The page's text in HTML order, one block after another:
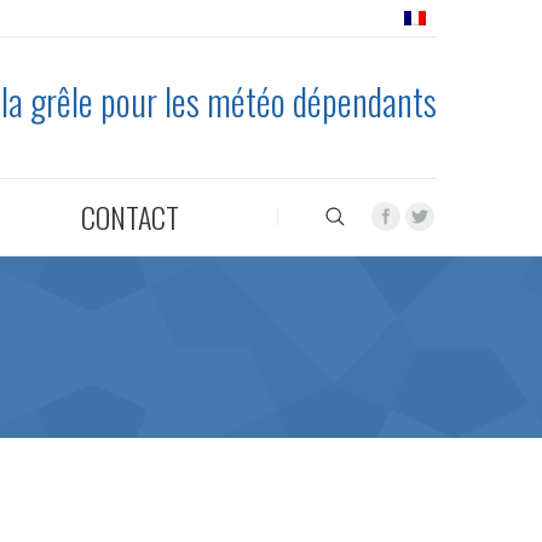
grêle pour les météo dépendants
CONTACT